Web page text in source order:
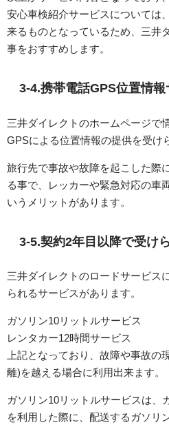
安心車検紹介サービスについては
来るものとなっているため、三井
事をおすすめします。
3-4.携帯電話GPS位置情報
三井ダイレクトのホームページで
GPSによる位置情報の提供を受け
旅行先で事故や故障を起こした際
る事で、レッカーや緊急対応の車
いうメリットがあります。
3-5.契約2年目以降で受け
三井ダイレクトのロードサービス
られるサービスがあります。
ガソリン10リットルサービス
レンタカー12時間サービス
上記となっており、故障や事故の
離)を越える場合に利用出来ます。
ガソリン10リットルサービスは、
を利用した際に、配送するガソリ